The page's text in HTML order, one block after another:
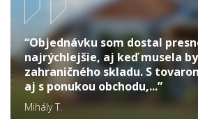
“Objednávku som dostal
najrýchlejšie, aj keď musela
zahraničného skladu. S
aj s ponukou obchodu,...”
Mihály T.